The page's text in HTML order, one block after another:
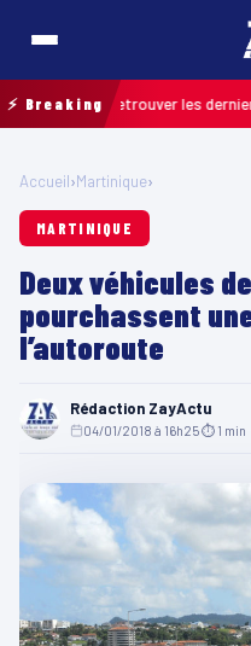
⚡ Breaking
pour retrouver les derniers
Accueil›Martinique›
MARTINIQUE
Deux véhicules
pourchassent
l’autoroute
Rédaction ZayActu
04/01/2018 à 16h25⏱ 1 min